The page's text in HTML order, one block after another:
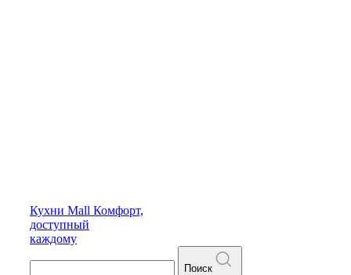
Кухни Mall Комфорт,
доступный
каждому
Поиск